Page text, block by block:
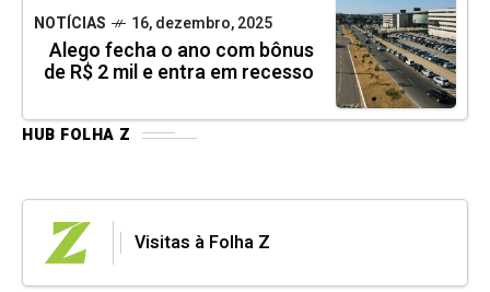
NOTÍCIAS 16, dezembro, 2025
Alego fecha o ano com bônus
de R$ 2 mil e entra em recesso
HUB FOLHA Z
Visitas à Folha Z